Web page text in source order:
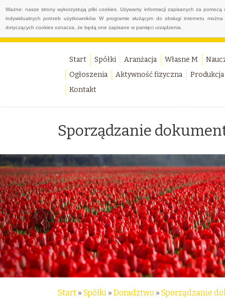
Ważne: nasze strony wykorzystują pliki cookies. Używamy informacji zapisanych za
indywidualnych potrzeb użytkowników. W programie służącym do obsługi internetu
dotyczących cookies oznacza, że będą one zapisane w pamięci urządzenia.
Start Spółki Aranżacja Własne M
Ogłoszenia
Aktywność fizyczna
Produkcja
Kontakt
Sporządzanie
Start » Spółki » Doradztwo » Sporządzanie